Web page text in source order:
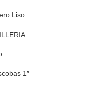
Liso
1″